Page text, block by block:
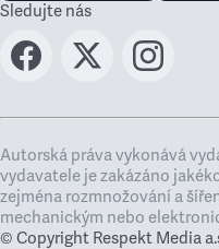
Sledujte nás
Autorská práva vykonává
vydavatele je zakázáno
zejména rozmnožování a
mechanickým nebo
© Copyright Respekt Media